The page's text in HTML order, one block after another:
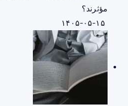
مؤثرند؟